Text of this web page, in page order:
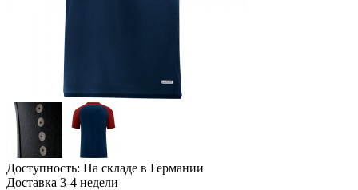
Доступность: На складе в Германии
Доставка 3-4 недели